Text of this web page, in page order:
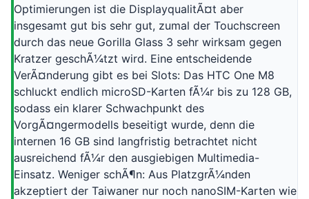
Optimierungen ist die DisplayqualitÃ¤t aber
insgesamt gut bis sehr gut, zumal der Touchscreen
durch das neue Gorilla Glass 3 sehr wirksam gegen
Kratzer geschÃ¼tzt wird. Eine entscheidende
VerÃ¤nderung gibt es bei Slots: Das HTC One M8
schluckt endlich microSD-Karten fÃ¼r bis zu 128 GB,
sodass ein klarer Schwachpunkt des
VorgÃ¤ngermodells beseitigt wurde, denn die
internen 16 GB sind langfristig betrachtet nicht
ausreichend fÃ¼r den ausgiebigen Multimedia-
Einsatz. Weniger schÃ¶n: Aus PlatzgrÃ¼nden
akzeptiert der Taiwaner nur noch nanoSIM-Karten wie